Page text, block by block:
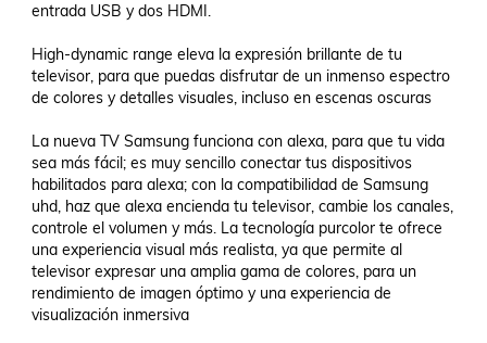
entrada USB y dos HDMI.
High-dynamic range eleva la expresión brillante de tu
televisor, para que puedas disfrutar de un inmenso espectro
de colores y detalles visuales, incluso en escenas oscuras
La nueva TV Samsung funciona con alexa, para que tu vida
sea más fácil; es muy sencillo conectar tus dispositivos
habilitados para alexa; con la compatibilidad de Samsung
uhd, haz que alexa encienda tu televisor, cambie los canales,
controle el volumen y más. La tecnología purcolor te ofrece
una experiencia visual más realista, ya que permite al
televisor expresar una amplia gama de colores, para un
rendimiento de imagen óptimo y una experiencia de
visualización inmersiva